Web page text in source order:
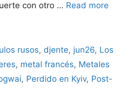
con otro … Read more
rusos, djente, jun26, Los
, metal francés, Metales
, Perdido en Kyiv, Post-